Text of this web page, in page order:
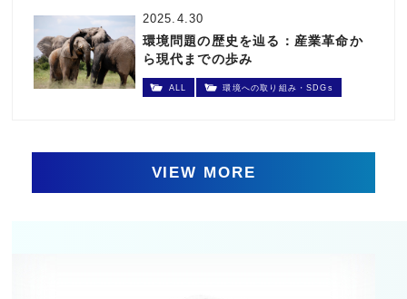
2025.4.30
環境問題の歴史を辿る：産業革命か
ら現代までの歩み
ALL 環境への取り組み・SDGs
VIEW MORE